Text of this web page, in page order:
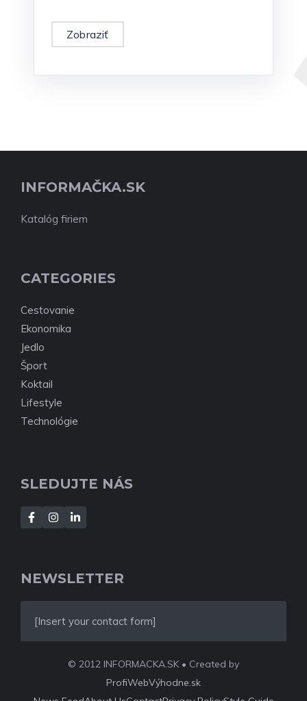
Zobraziť
INFORMAČKA.SK
Katalóg firiem
CATEGORIES
Cestovanie
Ekonomika
Jedlo
Šport
Koktail
Lifestyle
Technológie
SLEDUJTE NÁS
NEWSLETTER
[Insert your contact form]
© 2012 INFORMACKA.SK • Created by
ProfiWebVýhodne.sk